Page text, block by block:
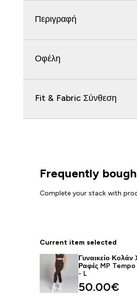
Περιγραφή
Οφέλη
Fit & Fabric Σύνθεση
Frequently
Complete your stack with
Current item selected
Γυναικείο Κολάν
Ραφές MP
- L
50.00€‎